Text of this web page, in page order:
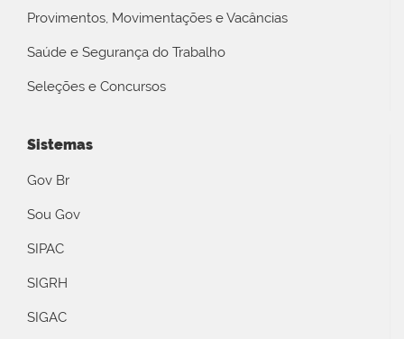
Provimentos, Movimentações e Vacâncias
Saúde e Segurança do Trabalho
Seleções e Concursos
Sistemas
Gov Br
Sou Gov
SIPAC
SIGRH
SIGAC